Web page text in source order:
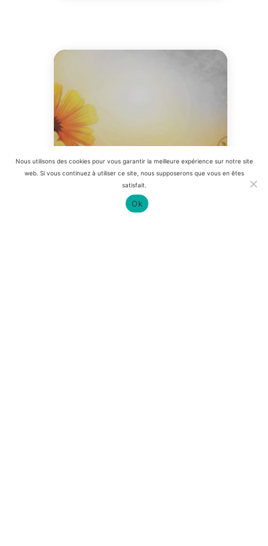
Nous utilisons des cookies pour vous garantir la meilleure expérience sur notre site
web. Si vous continuez à utiliser ce site, nous supposerons que vous en êtes
satisfait.
Ok